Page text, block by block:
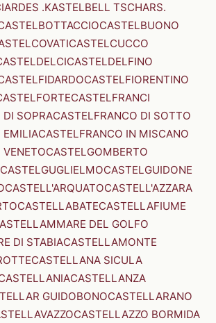
.KASTELBELL TSCHARS.
CASTELBUONO
CASTELCUCCO
CASTELDELFINO
CASTELFIORENTINO
CASTELFRANCI
DI SOPRACASTELFRANCO DI SOTTO
EMILIACASTELFRANCO IN MISCANO
CASTELGOMBERTO
CASTELGUGLIELMOCASTELGUIDONE
CASTELL'ARQUATOCASTELL'AZZARA
CASTELLABATECASTELLAFIUME
DEL GOLFO
DI STABIACASTELLAMONTE
CASTELLANA SICULA
CASTELLANZA
GUIDOBONOCASTELLARANO
CASTELLAZZO BORMIDA